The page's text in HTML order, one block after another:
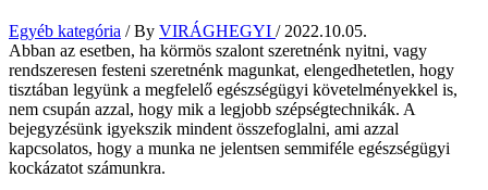
Egyéb kategória / By VIRÁGHEGYI / 2022.10.05.
Abban az esetben, ha körmös szalont szeretnénk nyitni, vagy
rendszeresen festeni szeretnénk magunkat, elengedhetetlen, hogy
tisztában legyünk a megfelelő egészségügyi követelményekkel is,
nem csupán azzal, hogy mik a legjobb szépségtechnikák. A
bejegyzésünk igyekszik mindent összefoglalni, ami azzal
kapcsolatos, hogy a munka ne jelentsen semmiféle egészségügyi
kockázatot számunkra.